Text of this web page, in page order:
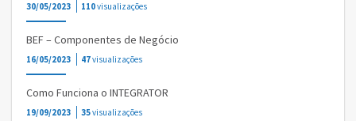
30/05/2023 110visualizações
BEF – Componentes de Negócio
16/05/2023 47visualizações
Como Funciona o INTEGRATOR
19/09/2023 35visualizações